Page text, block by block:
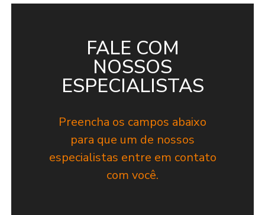
FALE COM
NOSSOS
ESPECIALISTAS
Preencha os campos abaixo
para que um de nossos
especialistas entre em contato
com você.